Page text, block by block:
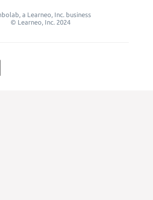
a Learneo, Inc. business
© Learneo, Inc. 2024